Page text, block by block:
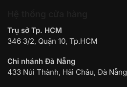
Trụ sở Tp. HCM
346 3/2, Quận 10, Tp.HCM
Chi nhánh Đà Nẵng
433 Núi Thành, Hải Châu, Đà Nẵng